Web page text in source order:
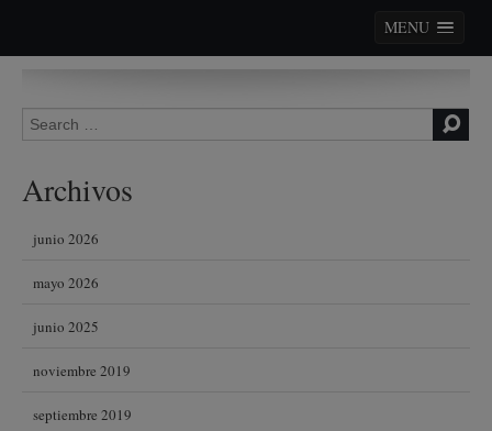
MENU
Search for:
Archivos
junio 2026
mayo 2026
junio 2025
noviembre 2019
septiembre 2019